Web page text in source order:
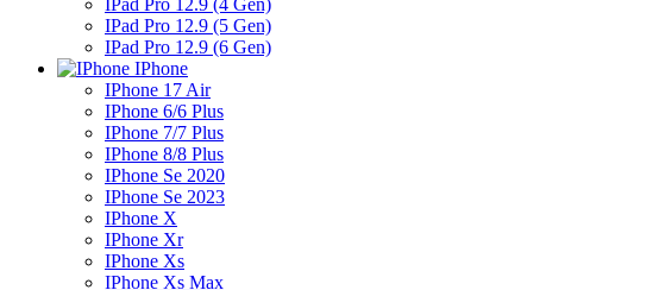
IPad Pro 12.9 (4 Gen)
IPad Pro 12.9 (5 Gen)
IPad Pro 12.9 (6 Gen)
IPhone
IPhone 17 Air
IPhone 6/6 Plus
IPhone 7/7 Plus
IPhone 8/8 Plus
IPhone Se 2020
IPhone Se 2023
IPhone X
IPhone Xr
IPhone Xs
IPhone Xs Max